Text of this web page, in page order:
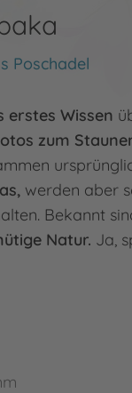
Poschadel
erstes Wissen
zum
werden aber
Bekannt
Natur. Ja,